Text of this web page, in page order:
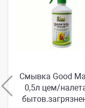
Смывка Good
0,5л цем/